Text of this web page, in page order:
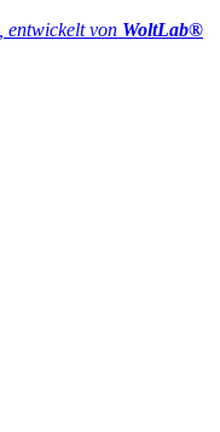
, entwickelt von WoltLab®